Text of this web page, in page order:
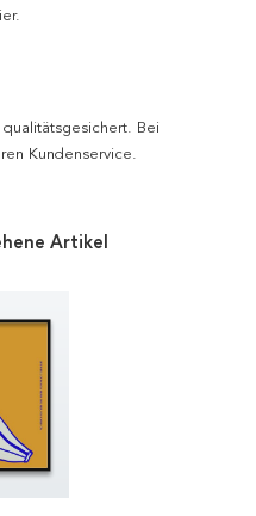
Bei
Kundenservice.
Artikel